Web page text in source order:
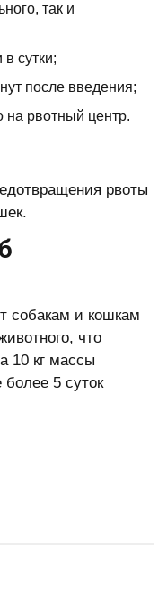
так и
сутки;
после введения;
на рвотный центр.
рвоты
собакам и кошкам
что
10 кг массы
более 5 суток